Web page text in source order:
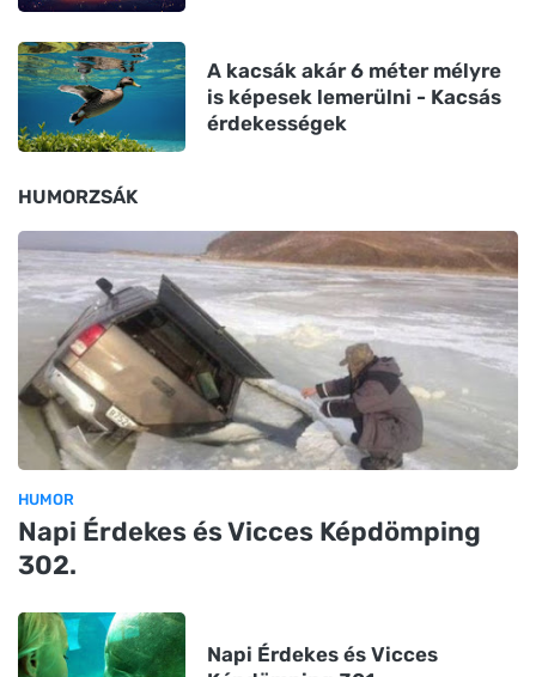
A kacsák akár 6 méter mélyre
is képesek lemerülni - Kacsás
érdekességek
HUMORZSÁK
HUMOR
Napi Érdekes és Vicces Képdömping
302.
Napi Érdekes és Vicces